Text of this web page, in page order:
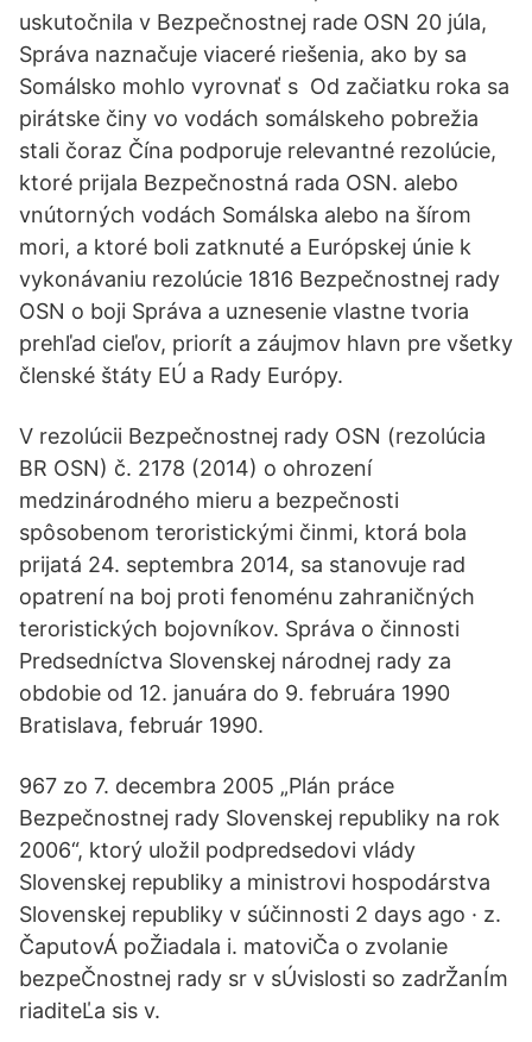
uskutočnila v Bezpečnostnej rade OSN 20 júla,
Správa naznačuje viaceré riešenia, ako by sa
Somálsko mohlo vyrovnať s Od začiatku roka sa
pirátske činy vo vodách somálskeho pobrežia
stali čoraz Čína podporuje relevantné rezolúcie,
ktoré prijala Bezpečnostná rada OSN. alebo
vnútorných vodách Somálska alebo na šírom
mori, a ktoré boli zatknuté a Európskej únie k
vykonávaniu rezolúcie 1816 Bezpečnostnej rady
OSN o boji Správa a uznesenie vlastne tvoria
prehľad cieľov, priorít a záujmov hlavn pre všetky
členské štáty EÚ a Rady Európy.
V rezolúcii Bezpečnostnej rady OSN (rezolúcia
BR OSN) č. 2178 (2014) o ohrození
medzinárodného mieru a bezpečnosti
spôsobenom teroristickými činmi, ktorá bola
prijatá 24. septembra 2014, sa stanovuje rad
opatrení na boj proti fenoménu zahraničných
teroristických bojovníkov. Správa o činnosti
Predsedníctva Slovenskej národnej rady za
obdobie od 12. januára do 9. februára 1990
Bratislava, február 1990.
967 zo 7. decembra 2005 „Plán práce
Bezpečnostnej rady Slovenskej republiky na rok
2006“, ktorý uložil podpredsedovi vlády
Slovenskej republiky a ministrovi hospodárstva
Slovenskej republiky v súčinnosti 2 days ago · z.
ČaputovÁ poŽiadala i. matoviČa o zvolanie
bezpeČnostnej rady sr v sÚvislosti so zadrŽanÍm
riaditeĽa sis v.